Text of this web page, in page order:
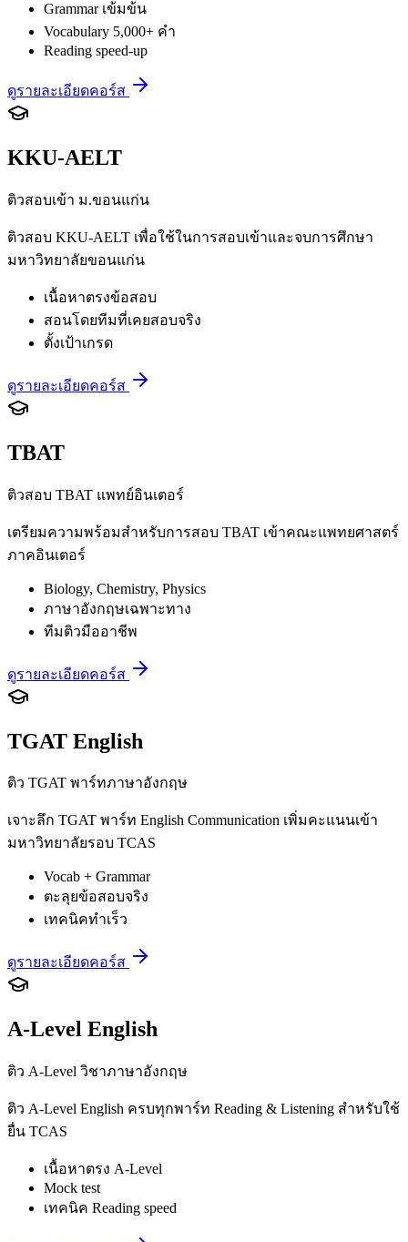
Grammar เข้มข้น
Vocabulary 5,000+ คำ
Reading speed-up
ดูรายละเอียดคอร์ส
KKU-AELT
ติวสอบเข้า ม.ขอนแก่น
ติวสอบ KKU-AELT เพื่อใช้ในการสอบเข้าและจบการศึกษา
มหาวิทยาลัยขอนแก่น
เนื้อหาตรงข้อสอบ
สอนโดยทีมที่เคยสอบจริง
ตั้งเป้าเกรด
ดูรายละเอียดคอร์ส
TBAT
ติวสอบ TBAT แพทย์อินเตอร์
เตรียมความพร้อมสำหรับการสอบ TBAT เข้าคณะแพทยศาสตร์
ภาคอินเตอร์
Biology, Chemistry, Physics
ภาษาอังกฤษเฉพาะทาง
ทีมติวมืออาชีพ
ดูรายละเอียดคอร์ส
TGAT English
ติว TGAT พาร์ทภาษาอังกฤษ
เจาะลึก TGAT พาร์ท English Communication เพิ่มคะแนนเข้า
มหาวิทยาลัยรอบ TCAS
Vocab + Grammar
ตะลุยข้อสอบจริง
เทคนิคทำเร็ว
ดูรายละเอียดคอร์ส
A-Level English
ติว A-Level วิชาภาษาอังกฤษ
ติว A-Level English ครบทุกพาร์ท Reading & Listening สำหรับใช้
ยื่น TCAS
เนื้อหาตรง A-Level
Mock test
เทคนิค Reading speed